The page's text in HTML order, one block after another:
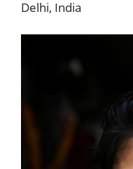
Delhi, India